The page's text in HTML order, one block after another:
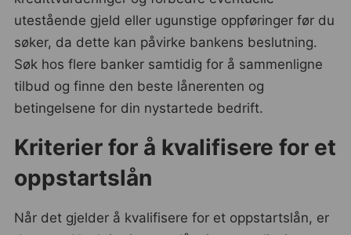
utestående gjeld eller ugunstige oppføringer før du
søker, da dette kan påvirke bankens beslutning.
Søk hos flere banker samtidig for å sammenligne
tilbud og finne den beste lånerenten og
betingelsene for din nystartede bedrift.
Kriterier for å kvalifisere for et
oppstartslån
Når det gjelder å kvalifisere for et oppstartslån, er